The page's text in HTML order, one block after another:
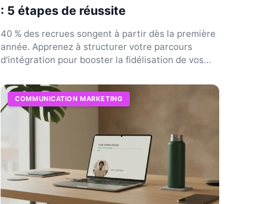
: 5 étapes de réussite
40 % des recrues songent à partir dès la première
année. Apprenez à structurer votre parcours
d'intégration pour booster la fidélisation de vos
COMMUNICATION MARKETING